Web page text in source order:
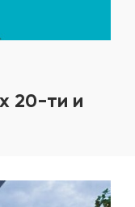
20-ти и